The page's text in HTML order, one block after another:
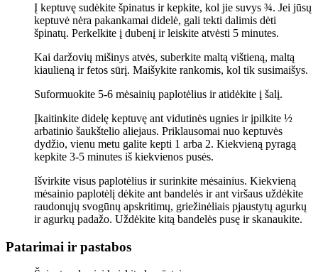
Į keptuvę sudėkite špinatus ir kepkite, kol jie suvys ¾. Jei jūsų
keptuvė nėra pakankamai didelė, gali tekti dalimis dėti
špinatų. Perkelkite į dubenį ir leiskite atvėsti 5 minutes.
Kai daržovių mišinys atvės, suberkite maltą vištieną, maltą
kiaulieną ir fetos sūrį. Maišykite rankomis, kol tik susimaišys.
Suformuokite 5-6 mėsainių paplotėlius ir atidėkite į šalį.
Įkaitinkite didelę keptuvę ant vidutinės ugnies ir įpilkite ½
arbatinio šaukštelio aliejaus. Priklausomai nuo keptuvės
dydžio, vienu metu galite kepti 1 arba 2. Kiekvieną pyragą
kepkite 3-5 minutes iš kiekvienos pusės.
Išvirkite visus paplotėlius ir surinkite mėsainius. Kiekvieną
mėsainio paplotėlį dėkite ant bandelės ir ant viršaus uždėkite
raudonųjų svogūnų apskritimų, griežinėliais pjaustytų agurkų
ir agurkų padažo. Uždėkite kitą bandelės pusę ir skanaukite.
Patarimai ir pastabos